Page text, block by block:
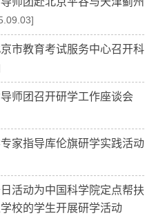
市教育考试服务中心召开科
师团召开研学工作座谈会
家指导库伦旗研学实践活动
活动为中国科学院定点帮扶
校的学生开展研学活动